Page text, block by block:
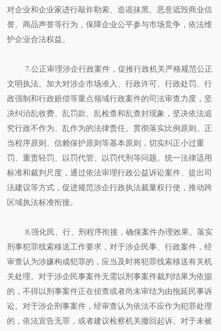
对企业和企业家进行敲诈勒索、造谣抹黑、恶意诋毁商业信
誉、商品声誉等行为，保障企业公平参与市场竞争，依法维
护企业合法权益。
7.公正审理涉企行政案件，促推行政机关严格规范公正
文明执法。加大对涉企市场准入、行政许可、行政处罚、行
政强制和行政赔偿等重点领域行政案件的司法审查力度，坚
决纠治乱收费、乱罚款、乱检查和乱查封现象，坚决依法追
究行政不作为、乱作为的法律责任。贯彻落实比例原则、正
当程序原则、信赖保护原则等基本原则，切实纠正小过重
罚、重责轻罚、以罚代管、以罚代刑等问题。统一法律适用
标准和裁判尺度，通过依法审理行政公益诉讼案件、提出司
法建议等方式，促进规范涉企行政执法裁量权行使，推动跨
区域执法标准衔接。
8.强化民、行、刑程序衔接，确保案件办理效果。落实
刑事犯罪线索移送工作要求，对于涉企民事、行政案件，经
审查认为涉嫌构成犯罪的，应当及时将犯罪线索移送有关机
关处理。对于涉企民事案件无需以刑事案件裁判结果为依据
的，不得以刑事案件正在侦查或者尚未审结为由拖延民事诉
讼。对于涉企刑事案件，经审查认为依法不应作为犯罪处理
的，依法宣告无罪，或者建议检察机关撤回起诉。对于未被